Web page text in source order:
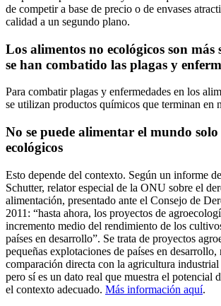
de competir a base de precio o de envases
calidad a un segundo plano.
Los alimentos no ecológicos son más
se han combatido las plagas y
Para combatir plagas y enfermedades en los
se utilizan productos químicos que terminan en
No se puede alimentar el mundo
ecológicos
Esto depende del contexto. Según un informe
Schutter, relator especial de la ONU sobre el
alimentación, presentado ante el Consejo de
2011: “hasta ahora, los proyectos de
incremento medio del rendimiento de los
países en desarrollo”. Se trata de proyectos
pequeñas explotaciones de países en desarrollo,
comparación directa con la agricultura industrial
pero sí es un dato real que muestra el potencial
el contexto adecuado. Más información aquí.